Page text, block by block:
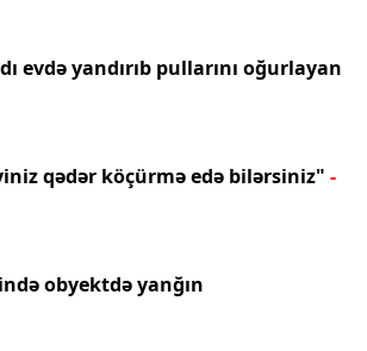
evdə yandırıb pullarını oğurlayan
qədər köçürmə edə bilərsiniz" -
obyektdə yanğın